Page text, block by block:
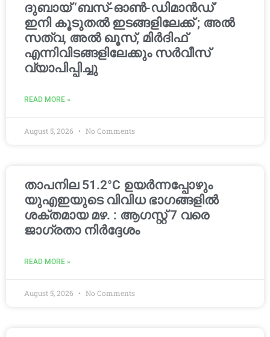
ദുബായ് ‘ബസ്-ഓൺ-ഡിമാൻഡ്’
ഇനി കൂടുതൽ ഇടങ്ങളിലേക്ക് ; അൽ
സത്വ, അൽ ഖൂസ്, മിർദിഫ്
എന്നിവിടങ്ങളിലേക്കും സർവീസ്
വ്യാപിപ്പിച്ചു
READ MORE »
August 5, 2026 No Comments
താപനില 51.2°C ഉയർന്നപ്പോഴും
യുഎഇയുടെ വിവിധ ഭാഗങ്ങളിൽ
ശക്തമായ മഴ. : ആഗസ്റ്റ് 7 വരെ
ജാഗ്രതാ നിർദ്ദേശം
READ MORE »
August 5, 2026 No Comments